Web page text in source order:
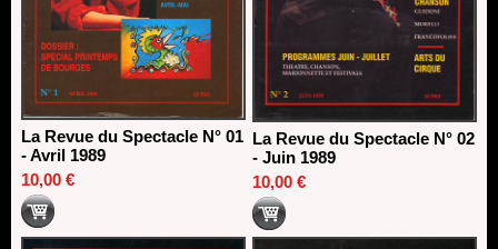
La Revue du Spectacle N° 01
- Avril 1989
10,00 €
La Revue du Spectacle N° 02
- Juin 1989
10,00 €